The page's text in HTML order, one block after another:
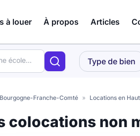
à louer À propos Articles
Type de bien
Franche-Comté » Locations en
colocations non